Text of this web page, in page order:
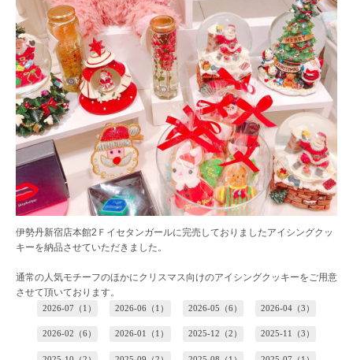
伊勢丹新宿店本館2Ｆイセタンガールに完売しておりましたアイシングクッ
キーを納品させていただきました。
通常の人気モチーフのほかにクリスマス向けのアイシングクッキーをご用意
させて頂いております。
2026-07（1） 2026-06（1） 2026-05（6） 2026-04（3）
2026-02（6） 2026-01（1） 2025-12（2） 2025-11（3）